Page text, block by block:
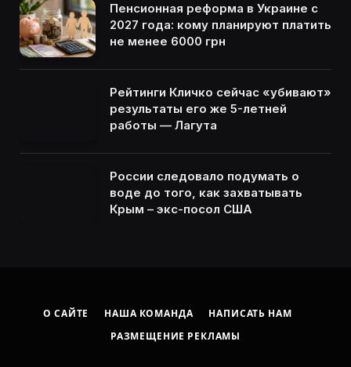
Пенсионная реформа в Украине с
2027 года: кому планируют платить
не менее 6000 грн
Рейтинги Кличко сейчас «убивают»
результаты его же 5-летней
работы — Лагута
России следовало подумать о
воде до того, как захватывать
Крым – экс-посол США
О САЙТЕ НАША КОМАНДА
НАПИСАТЬ НАМ
РАЗМЕЩЕНИЕ РЕКЛАМЫ